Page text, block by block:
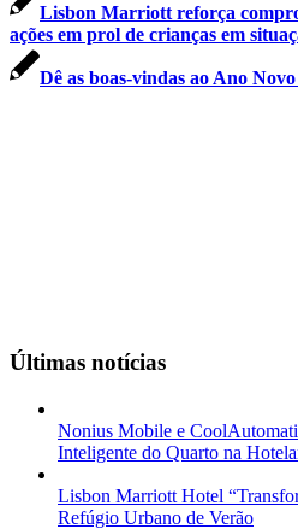
Lisbon Marriott reforça
ações em prol de crianças em
Dê as boas-vindas ao Ano
Últimas notícias
Nonius Mobile e
Inteligente do Quarto na
Lisbon Marriott Hotel
Refúgio Urbano de Verão